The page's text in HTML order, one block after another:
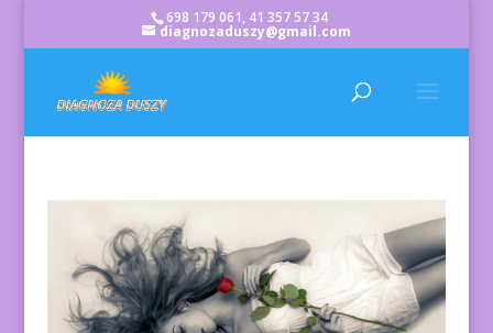
698 179 061, 41 357 57 34
diagnozaduszy@gmail.com